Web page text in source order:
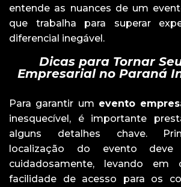
entende as nuances de um
que trabalha para superar
diferencial inegável.
Dicas para Tornar
Empresarial no Paraná
Para garantir um evento
inesquecível, é importante
alguns detalhes chave.
localização do evento deve
cuidadosamente, levando em
facilidade de acesso para os